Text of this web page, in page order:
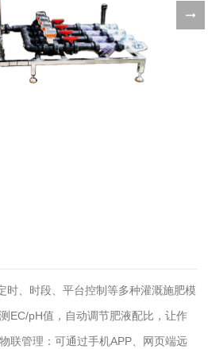
时、时段、平台控制等多种灌溉施肥模
EC/pH值，自动调节肥液配比，让作
联管理：可通过手机APP、网页端远